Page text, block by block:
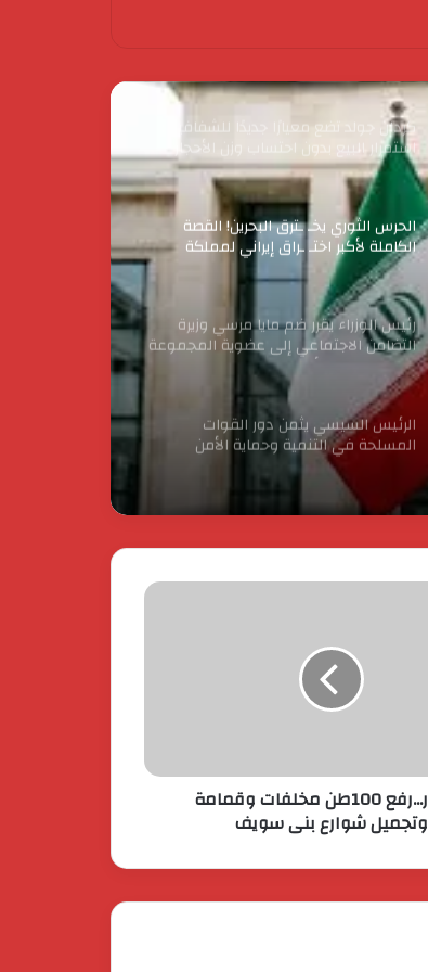
حتي يناير المقبل
الحرس الثوري يخـ ـترق البحرين! القصة
الكاملة لأكبر اختـ ـراق إيراني لمملكة
البحرين؟
رئيس الوزراء يقرر ضم مايا مرسي وزيرة
التضامن الاجتماعي إلى عضوية المجموعة
الوزارية لريادة الأعمال
الرئيس السيسي يثمن دور القوات
المسلحة في التنمية وحماية الأمن
القومي
الدكتور محسن السيد.. نموذج للإدارة
الناجحة والانضباط المهنى بأوقاف الفيوم
انطلاق شركة « ZEE Properties» بالسوق
العقاري المصري بمحفظة مشروعات
باسم الراحل خميس عصفور
ستيلانتس تكشف عن خطتها الاستراتيجية
City ” تجارى اداى فندقى ينطلق من الداون
بالصور...رفع 100طن مخلفات وقمامة
وتجميل شوارع بنى سويف